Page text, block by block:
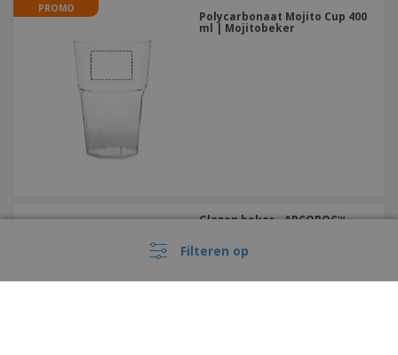
Filteren op
PROMO
Polycarbonaat Mojito Cup 400
ml | Mojitobeker
Glazen beker - ARCOROC™ -